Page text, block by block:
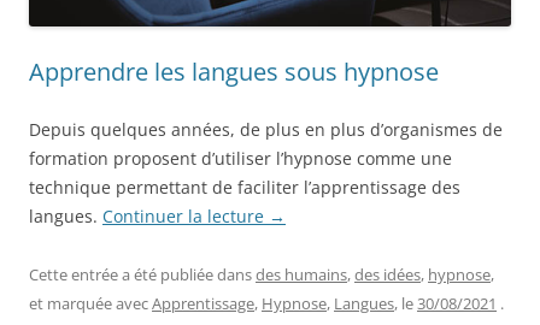
Apprendre les langues sous hypnose
Depuis quelques années, de plus en plus d’organismes de
formation proposent d’utiliser l’hypnose comme une
technique permettant de faciliter l’apprentissage des
langues. Continuer la lecture →
Cette entrée a été publiée dansdes humains,des idées, hypnose,
et marquée avecApprentissage, Hypnose, Langues, le30/08/2021 .